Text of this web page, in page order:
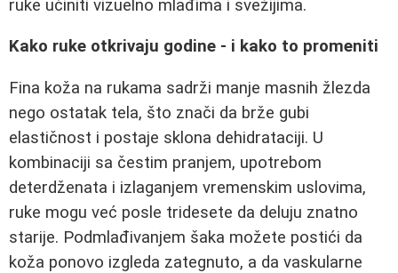
ruke učiniti vizuelno mlađima i svežijima.
Kako ruke otkrivaju godine - i kako to promeniti
Fina koža na rukama sadrži manje masnih žlezda
nego ostatak tela, što znači da brže gubi
elastičnost i postaje sklona dehidrataciji. U
kombinaciji sa čestim pranjem, upotrebom
deterdženata i izlaganjem vremenskim uslovima,
ruke mogu već posle tridesete da deluju znatno
starije. Podmlađivanjem šaka možete postići da
koža ponovo izgleda zategnuto, a da vaskularne